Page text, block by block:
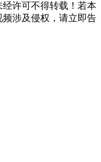
经许可不得转载！若本
涉及侵权，请立即告